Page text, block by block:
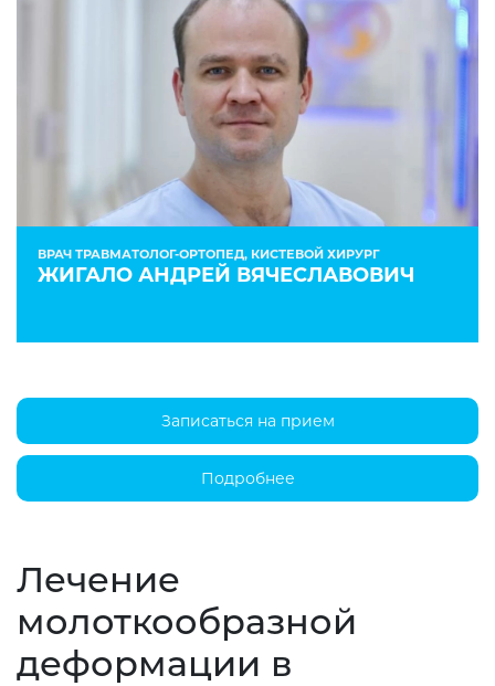
ВРАЧ ТРАВМАТОЛОГ-ОРТОПЕД, КИСТЕВОЙ ХИРУРГ
ЖИГАЛО АНДРЕЙ ВЯЧЕСЛАВОВИЧ
Записаться на прием
Подробнее
Лечение
молоткообразной
деформации в